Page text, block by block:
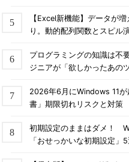
【Excel新機能】データが
り。動的配列関数とスピル
プログラミングの知識は
ジニアが「欲しかったあの
2026年6月にWindows 11
書」期限切れリスクと対策
初期設定のままはダメ！
「おせっかいな初期設定」5